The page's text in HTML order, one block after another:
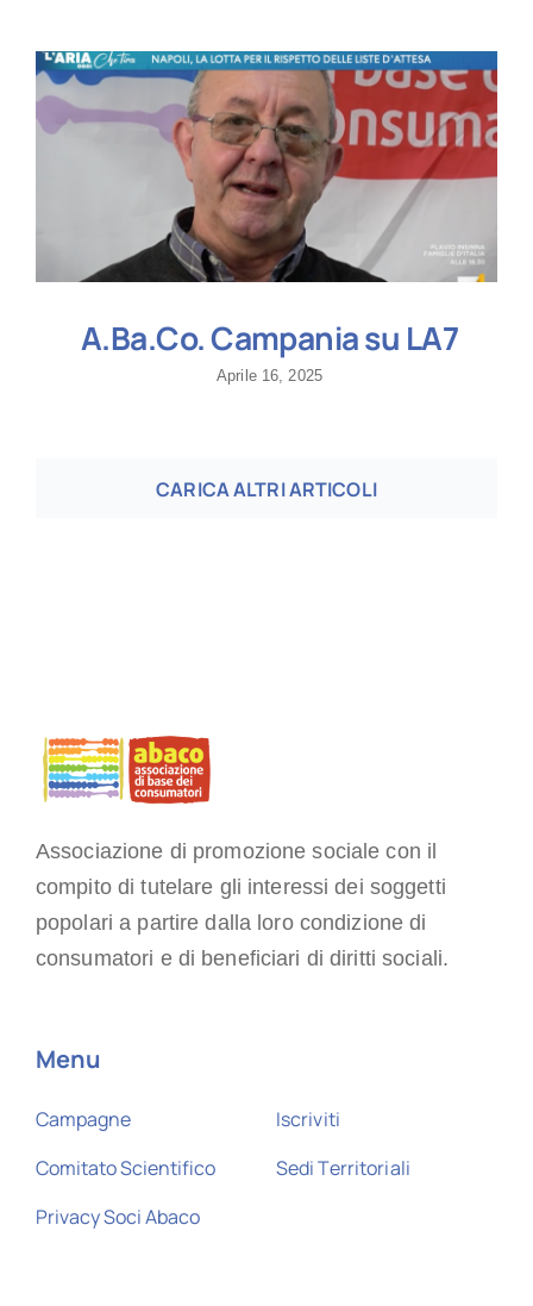
A.Ba.Co. Campania su LA7
Aprile 16, 2025
CARICA ALTRI ARTICOLI
Associazione di promozione sociale con il
compito di tutelare gli interessi dei soggetti
popolari a partire dalla loro condizione di
consumatori e di beneficiari di diritti sociali.
Menu
Campagne
Comitato Scientifico
Privacy Soci Abaco
Iscriviti
Sedi Territoriali